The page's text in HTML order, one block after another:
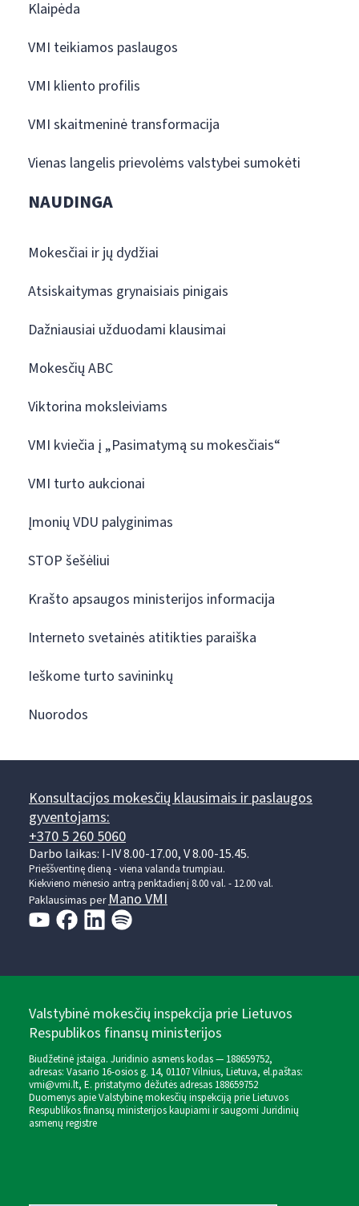
Klaipėda
VMI teikiamos paslaugos
VMI kliento profilis
VMI skaitmeninė transformacija
Vienas langelis prievolėms valstybei sumokėti
NAUDINGA
Mokesčiai ir jų dydžiai
Atsiskaitymas grynaisiais pinigais
Dažniausiai užduodami klausimai
Mokesčių ABC
Viktorina moksleiviams
VMI kviečia į „Pasimatymą su mokesčiais“
VMI turto aukcionai
Įmonių VDU palyginimas
STOP šešėliui
Krašto apsaugos ministerijos informacija
Interneto svetainės atitikties paraiška
Ieškome turto savininkų
Nuorodos
Konsultacijos mokesčių klausimais ir paslaugos
gyventojams:
+370 5 260 5060
Darbo laikas: I-IV 8.00-17.00, V 8.00-15.45.
Prieššventinę dieną - viena valanda trumpiau.
Kiekvieno mėnesio antrą penktadienį 8.00 val. - 12.00 val.
Paklausimas per Mano VMI
Valstybinė mokesčių inspekcija prie Lietuvos
Respublikos finansų ministerijos
Biudžetinė įstaiga. Juridinio asmens kodas — 188659752,
adresas: Vasario 16-osios g. 14, 01107 Vilnius, Lietuva, el.paštas:
vmi@vmi.lt, E. pristatymo dėžutės adresas 188659752
Duomenys apie Valstybinę mokesčių inspekciją prie Lietuvos
Respublikos finansų ministerijos kaupiami ir saugomi Juridinių
asmenų registre